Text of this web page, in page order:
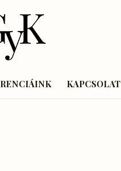
KAPCSOLAT